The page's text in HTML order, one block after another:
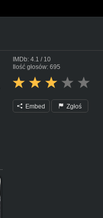
IMDb: 4.1 / 10
Ilość głosów: 695
Embed Zgłoś